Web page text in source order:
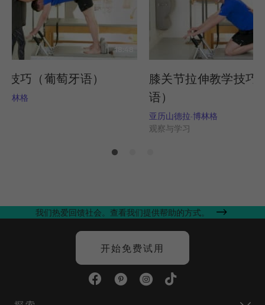
18:48
技巧（葡萄牙语）
博林格
膝关节拉伸教学技巧
语）
亚历山德拉-博林格
观察与学习
我们热爱回馈社会。查看我们提供帮助的方式。
开始免费试用